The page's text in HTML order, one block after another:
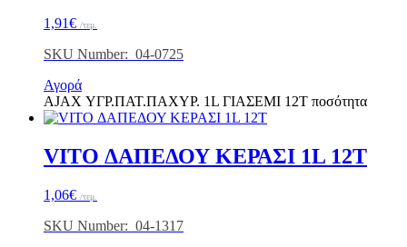
1,91€ /τεμ.
SKU Number: 04-0725
Αγορά
AJAX ΥΓΡ.ΠΑΤ.ΠΑΧΥΡ. 1L ΓΙΑΣΕΜΙ 12Τ ποσότητα
VITO ΔΑΠΕΔΟΥ ΚΕΡΑΣΙ 1L 12T
1,06€ /τεμ.
SKU Number: 04-1317